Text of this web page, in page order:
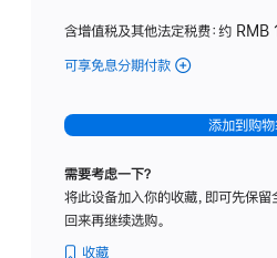
含增值税及其他法定税费：约
可享免息分期付款 (Studio
-
标
璃
添加到购
需要考虑一下？
将此设备加入你的收藏，即可先保留
回来再继续选购。
收藏